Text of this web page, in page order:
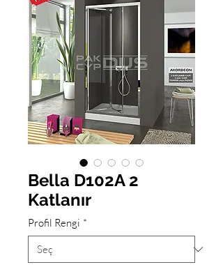
Bella D102A 2
Katlanır
Profil Rengi *